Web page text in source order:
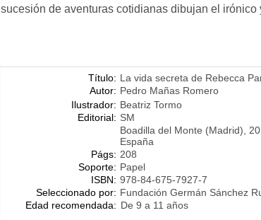
sucesión de aventuras cotidianas dibujan el irónico
Título: La vida secreta de Rebecca
Autor: Pedro Mañas Romero
Ilustrador: Beatriz Tormo
Editorial: SM
Boadilla del Monte (Madrid),
España
Págs: 208
Soporte: Papel
ISBN: 978-84-675-7927-7
Seleccionado por: Fundación Germán Sánchez
Edad recomendada: De 9 a 11 años